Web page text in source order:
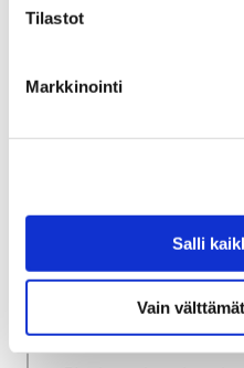
Tilastot
Markkinointi
Salli
Vain
Porin keskustan
Työssä määritetään
aikajänteen